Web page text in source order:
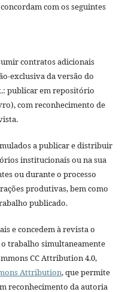
com os seguintes
contratos adicionais
exclusiva da versão do
publicar em repositório
com reconhecimento de
a publicar e distribuir
institucionais ou na sua
ou durante o processo
produtivas, bem como
publicado.
e concedem à revista o
trabalho simultaneamente
CC Attribution 4.0,
Attribution, que permite
reconhecimento da autoria